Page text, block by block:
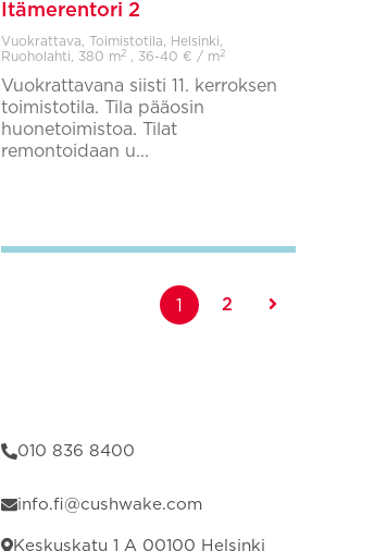
Itämerentori 2
Vuokrattava, Toimistotila, Helsinki,
Ruoholahti,
380 m2, 36-40 € / m2
Vuokrattavana siisti 11. kerroksen
toimistotila. Tila pääosin
huonetoimistoa. Tilat
remontoidaan u...
1 2
010 836 8400
info.fi@cushwake.com
Keskuskatu 1 A 00100 Helsinki